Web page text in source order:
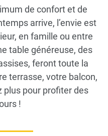
de confort et de
arrive, l’envie est
en famille ou entre
table généreuse, des
feront toute la
terrasse, votre balcon,
plus pour profiter des
!